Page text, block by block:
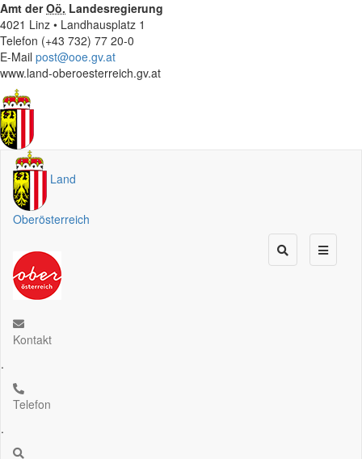
Amt derOö. Landesregierung
4021 Linz • Landhausplatz 1
Telefon (+43 732) 77 20-0
E-Mail post@ooe.gv.at
www.land-oberoesterreich.gv.at
Land
Oberösterreich
Kontakt
.
Telefon
.